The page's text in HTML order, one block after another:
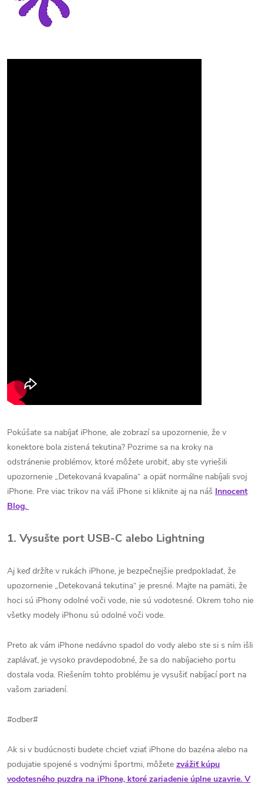
Pokúšate sa nabíjať iPhone, ale zobrazí sa upozornenie, že v
konektore bola zistená tekutina? Pozrime sa na kroky na
odstránenie problémov, ktoré môžete urobiť, aby ste vyriešili
upozornenie „Detekovaná kvapalina“ a opäť normálne nabíjali svoj
iPhone. Pre viac trikov na váš iPhone si kliknite aj na náš Innocent
Blog.
1. Vysušte port USB-C alebo Lightning
Aj keď držíte v rukách iPhone, je bezpečnejšie predpokladať, že
upozornenie „Detekovaná tekutina“ je presné. Majte na pamäti, že
hoci sú iPhony odolné voči vode, nie sú vodotesné. Okrem toho nie
všetky modely iPhonu sú odolné voči vode.
Preto ak vám iPhone nedávno spadol do vody alebo ste si s ním išli
zaplávať, je vysoko pravdepodobné, že sa do nabíjacieho portu
dostala voda. Riešením tohto problému je vysušiť nabíjací port na
vašom zariadení.
#odber#
Ak si v budúcnosti budete chcieť vziať iPhone do bazéna alebo na
podujatie spojené s vodnými športmi, môžete zvážiť kúpu
vodotesného puzdra na iPhone, ktoré zariadenie úplne uzavrie. V